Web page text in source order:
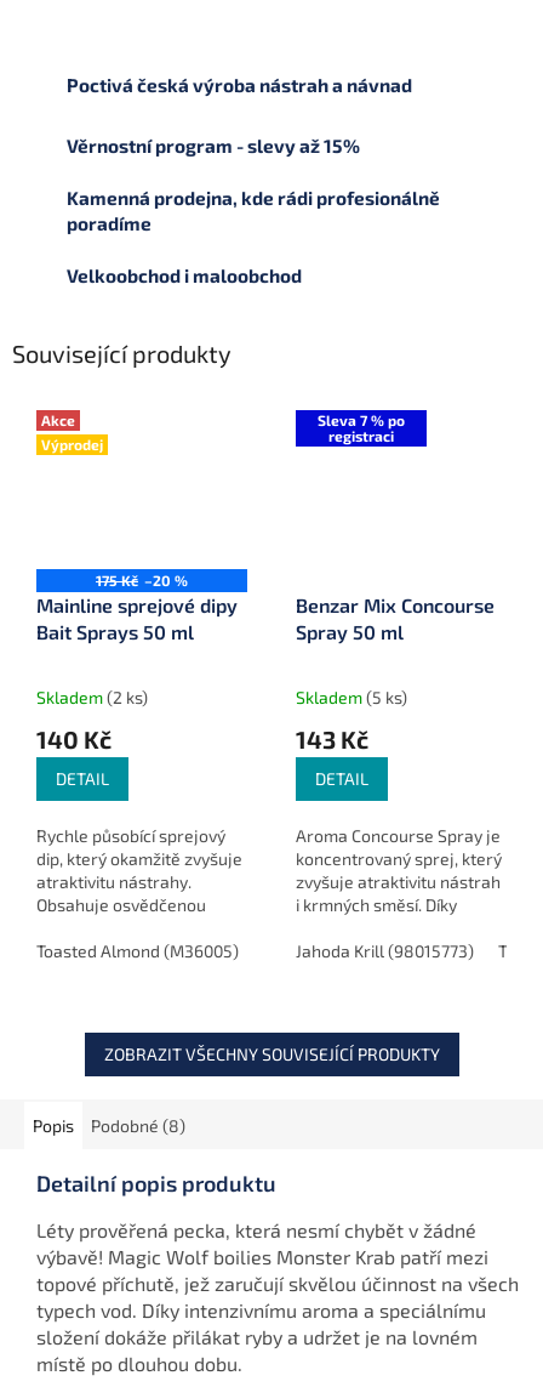
Poctivá česká výroba nástrah a návnad
Věrnostní program - slevy až 15%
Kamenná prodejna, kde rádi profesionálně
poradíme
Velkoobchod i maloobchod
Související produkty
Akce
Výprodej
175 Kč –20 %
Mainline sprejové dipy
Bait Sprays 50 ml
Skladem(2 ks)
140 Kč
DETAIL
Rychle působící sprejový
dip, který okamžitě zvyšuje
atraktivitu nástrahy.
Obsahuje osvědčenou
a atraktorů, které se
Toasted Almond (M36005) Chocolate Orange Fizz (M36006)
Sleva 7 % po
registraci
Benzar Mix Concourse
Spray 50 ml
Skladem(5 ks)
143 Kč
DETAIL
Aroma Concourse Spray je
koncentrovaný sprej, který
zvyšuje atraktivitu nástrah
i krmných směsí. Díky
je ideální volbou pro
Jahoda Krill (98015773) Tutti
ZOBRAZIT VŠECHNY SOUVISEJÍCÍ PRODUKTY
Popis Podobné (8)
Detailní popis produktu
Léty prověřená pecka, která nesmí chybět v žádné
výbavě! Magic Wolf boilies Monster Krab patří mezi
topové příchutě, jež zaručují skvělou účinnost na všech
typech vod. Díky intenzivnímu aroma a speciálnímu
složení dokáže přilákat ryby a udržet je na lovném
místě po dlouhou dobu.